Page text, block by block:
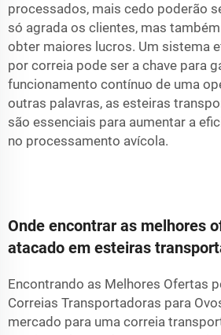
processados, mais cedo poderão
só agrada os clientes, mas
obter maiores lucros. Um sistema
por correia pode ser a chave para
funcionamento contínuo de uma
outras palavras, as esteiras
são essenciais para aumentar a
no processamento avícola.
Onde encontrar as melhores
atacado em esteiras
Encontrando as Melhores Ofertas
Correias Transportadoras para
mercado para uma correia